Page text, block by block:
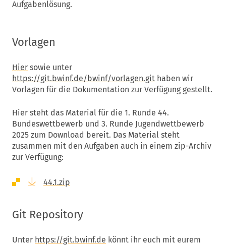
Aufgabenlösung.
Vorlagen
Hier sowie unter
https://git.bwinf.de/bwinf/vorlagen.git haben wir
Vorlagen für die Dokumentation zur Verfügung gestellt.
Hier steht das Material für die 1. Runde 44.
Bundeswettbewerb und 3. Runde Jugendwettbewerb
2025 zum Download bereit. Das Material steht
zusammen mit den Aufgaben auch in einem zip-Archiv
zur Verfügung:
44.1.zip
Git Repository
Unter https://git.bwinf.de könnt ihr euch mit eurem